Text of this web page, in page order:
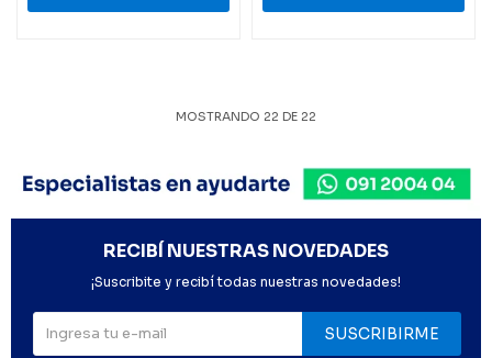
MOSTRANDO 22 DE 22
RECIBÍ NUESTRAS NOVEDADES
¡Suscribite y recibí todas nuestras novedades!
SUSCRIBIRME